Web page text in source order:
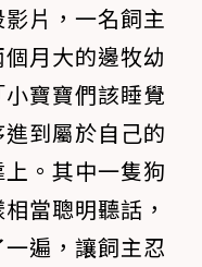
片，一名飼主
月大的邊牧幼
寶寶們該睡覺
到屬於自己的
。其中一隻狗
當聰明聽話，
遍，讓飼主忍